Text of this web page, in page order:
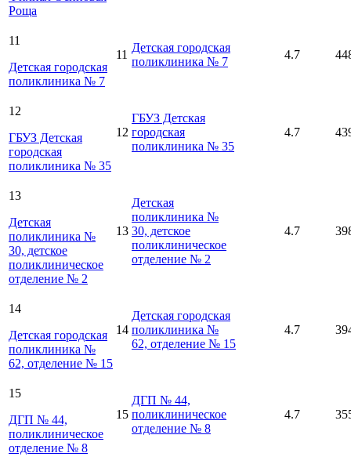
Роща
11
Детская городская
поликлиника № 7
11
Детская городская
поликлиника № 7
4.7
12
ГБУЗ Детская
городская
поликлиника № 35
12
ГБУЗ Детская
городская
поликлиника № 35
4.7
13
Детская
поликлиника №
30, детское
поликлиническое
отделение № 2
13
Детская
поликлиника №
30, детское
поликлиническое
отделение № 2
4.7
14
Детская городская
поликлиника №
62, отделение № 15
14
Детская городская
поликлиника №
62, отделение № 15
4.7
15
ДГП № 44,
поликлиническое
отделение № 8
15
ДГП № 44,
поликлиническое
отделение № 8
4.7